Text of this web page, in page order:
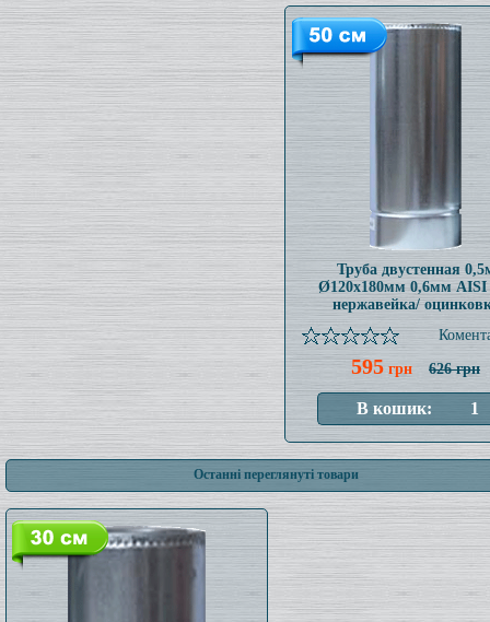
Труба двустенная
Ø120x180мм 0,6мм AISI
нержавейка/
595 грн 626 грн
Останні переглянуті товари